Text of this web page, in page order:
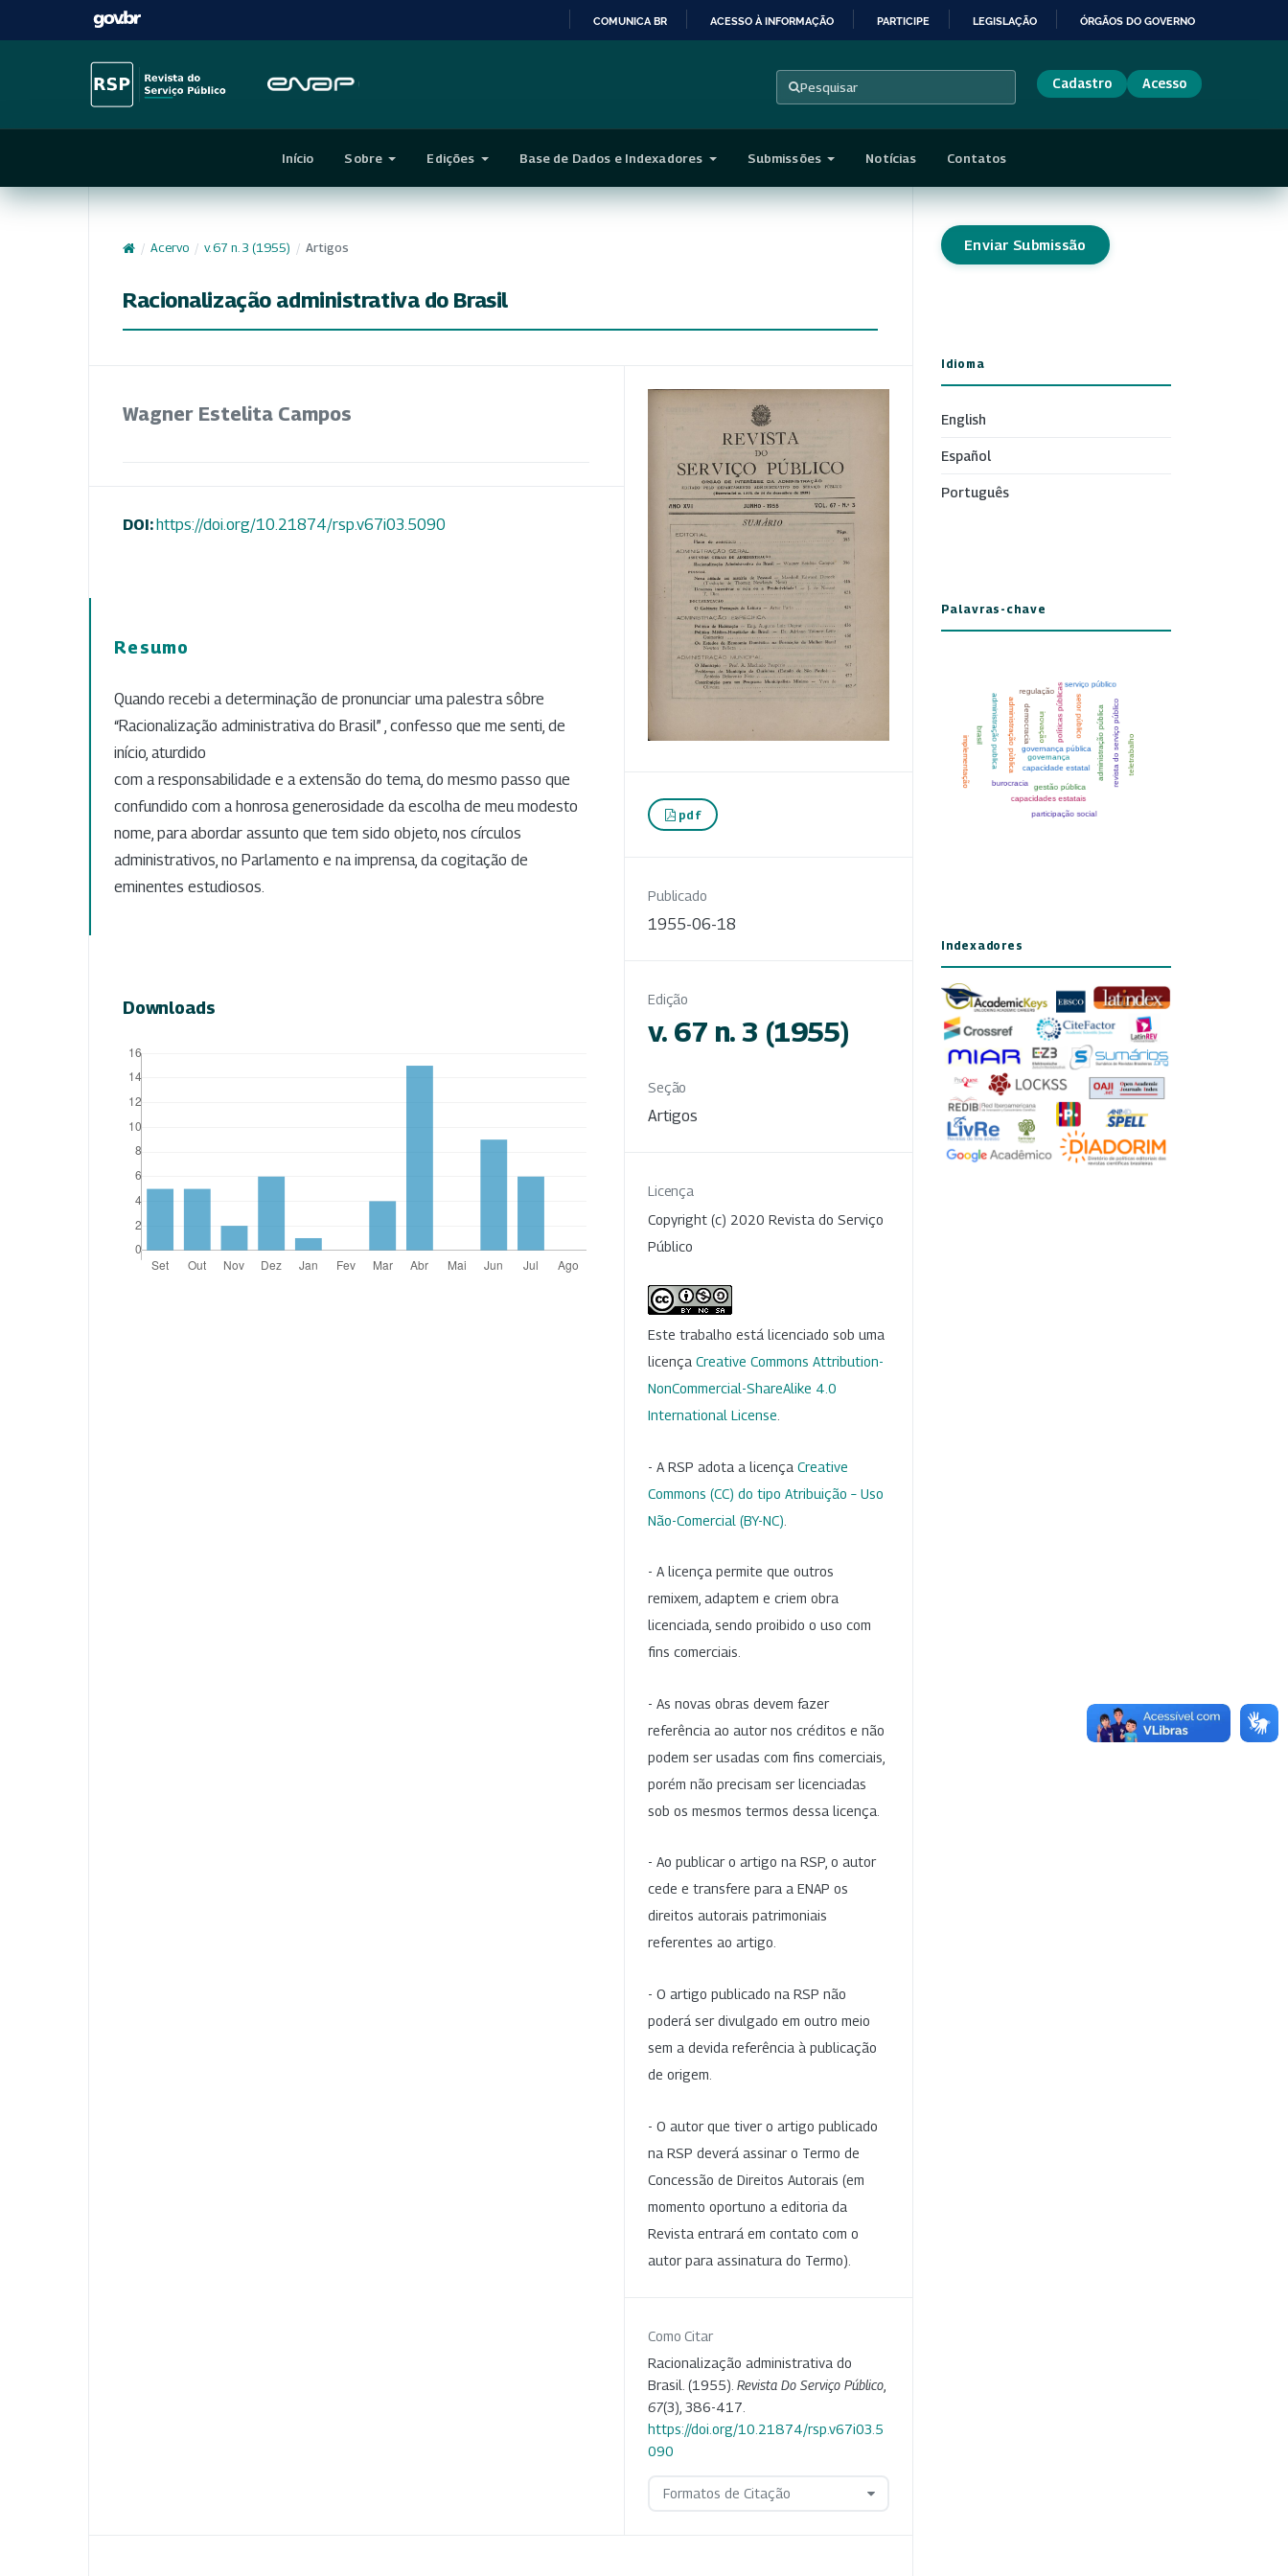
CONTEÚDO
COMUNICA BR ACESSO À INFORMAÇÃO PARTICIPE LEGISLAÇÃO ÓRGÃOS DO GOVERNO
Pesquisar Cadastro Acesso
Início Sobre Edições Base de Dados e Indexadores Submissões Notícias Contatos
/ Acervo / v. 67 n. 3 (1955) / Artigos
Racionalização administrativa do Brasil
Wagner Estelita Campos
DOI:https://doi.org/10.21874/rsp.v67i03.5090
Resumo
Quando recebi a determinação de pronunciar uma palestra sôbre
“Racionalização administrativa do Brasil” , confesso que me senti, de
início, aturdido
com a responsabilidade e a extensão do tema, do mesmo passo que
confundido com a honrosa generosidade da escolha de meu modesto
nome, para abordar assunto que tem sido objeto, nos círculos
administrativos, no Parlamento e na imprensa, da cogitação de
eminentes estudiosos.
Downloads
pdf
Publicado
1955-06-18
Edição
v. 67 n. 3 (1955)
Seção
Artigos
Licença
Copyright (c) 2020 Revista do Serviço
Público
Este trabalho está licenciado sob uma
licença Creative Commons Attribution-
NonCommercial-ShareAlike 4.0
International License
- A RSP adota a licença Creative
Commons (CC) do tipo Atribuição – Uso
Não-Comercial (BY-NC)
- A licença permite que outros
remixem, adaptem e criem obra
licenciada, sendo proibido o uso com
fins comerciais.
- As novas obras devem fazer
referência ao autor nos créditos e não
podem ser usadas com fins comerciais,
porém não precisam ser licenciadas
sob os mesmos termos dessa licença.
- Ao publicar o artigo na RSP, o autor
cede e transfere para a ENAP os
direitos autorais patrimoniais
referentes ao artigo.
- O artigo publicado na RSP não
poderá ser divulgado em outro meio
sem a devida referência à publicação
de origem.
- O autor que tiver o artigo publicado
na RSP deverá assinar o Termo de
Concessão de Direitos Autorais (em
momento oportuno a editoria da
Revista entrará em contato com o
autor para assinatura do Termo).
Como Citar
Racionalização administrativa do
Brasil. (1955). Revista Do Serviço Público
67(3), 386-417.
https://doi.org/10.21874/rsp.v67i03.5
090
Formatos de Citação
Enviar Submissão
Idioma
English
Español
Português
Palavras-chave
Indexadores